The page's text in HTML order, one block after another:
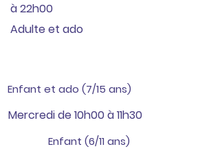
à 22h00
Adulte et ado
Enfant et ado (7/15 ans)
Mercredi de 10h00 à 11h30
Enfant (6/11 ans)